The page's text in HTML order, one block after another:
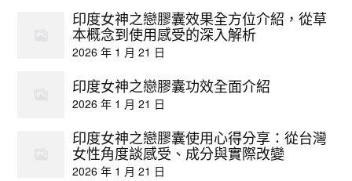
印度女神之戀膠囊效果全方位介紹，從草
本概念到使用感受的深入解析
2026 年 1 月 21 日
印度女神之戀膠囊功效全面介紹
2026 年 1 月 21 日
印度女神之戀膠囊使用心得分享：從台灣
女性角度談感受、成分與實際改變
2026 年 1 月 21 日